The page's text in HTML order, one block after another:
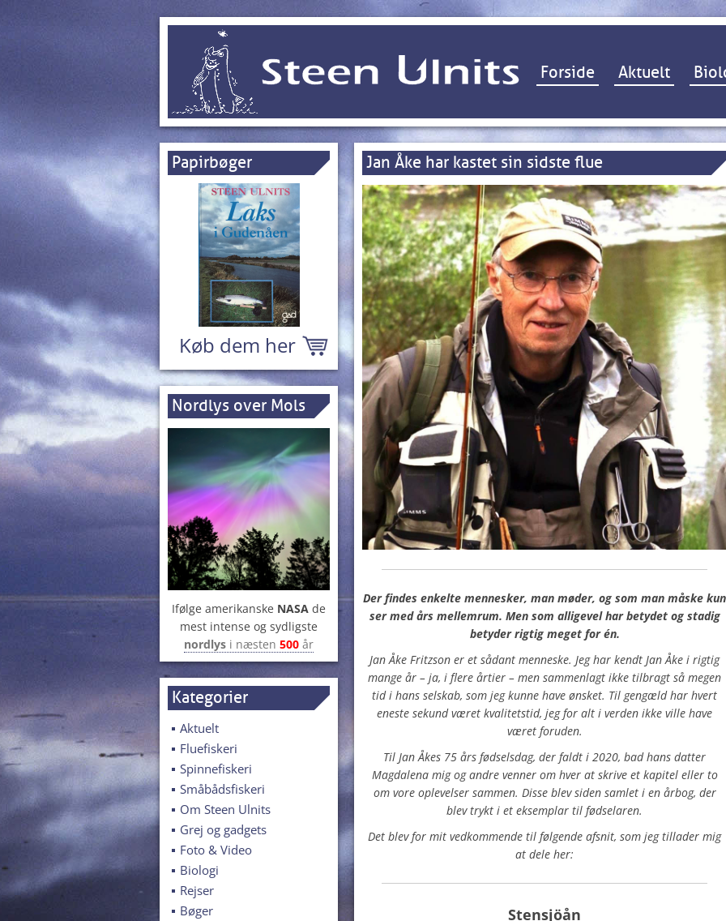
Hop til indhold
Forside Aktuelt
Papirbøger
Køb dem her
Nordlys over Mols
Ifølge amerikanske NASA de
mest intense og sydligste
nordlys i næsten 500 år
Kategorier
Aktuelt
Fluefiskeri
Spinnefiskeri
Småbådsfiskeri
Om Steen Ulnits
Grej og gadgets
Foto & Video
Biologi
Rejser
Bøger
Jan Åke har kastet sin sidste flue
Der findes enkelte mennesker, man møder, og som man måske kun
ser med års mellemrum. Men som alligevel har betydet og stadig
betyder rigtig meget for én.
Jan Åke Fritzson er et sådant menneske. Jeg har kendt Jan Åke i rigtig
mange år – ja, i flere årtier – men sammenlagt ikke tilbragt så megen
tid i hans selskab, som jeg kunne have ønsket. Til gengæld har hvert
eneste sekund været kvalitetstid, jeg for alt i verden ikke ville have
været foruden.
Til Jan Åkes 75 års fødselsdag, der faldt i 2020, bad hans datter
Magdalena mig og andre venner om hver at skrive et kapitel eller to
om vore oplevelser sammen. Disse blev siden samlet i en årbog, der
blev trykt i et eksemplar til fødselaren.
Det blev for mit vedkommende til følgende afsnit, som jeg tillader mig
at dele her:
Stensjöån